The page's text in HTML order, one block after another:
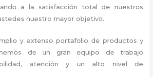
a la satisfacción total de nuestros
nuestro mayor objetivo.
y extenso portafolio de productos y
de un gran equipo de trabajo
atención y un alto nivel de